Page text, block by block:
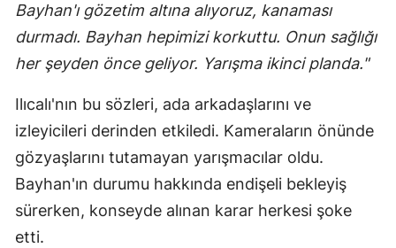
Bayhan'ı gözetim altına alıyoruz, kanaması
durmadı. Bayhan hepimizi korkuttu. Onun sağlığı
her şeyden önce geliyor. Yarışma ikinci planda."
Ilıcalı'nın bu sözleri, ada arkadaşlarını ve
izleyicileri derinden etkiledi. Kameraların önünde
gözyaşlarını tutamayan yarışmacılar oldu.
Bayhan'ın durumu hakkında endişeli bekleyiş
sürerken, konseyde alınan karar herkesi şoke
etti.